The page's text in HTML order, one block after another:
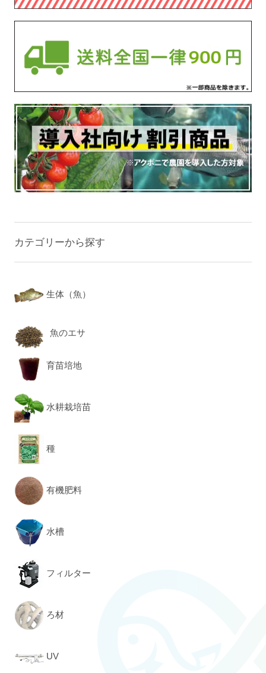
カテゴリーから探す
生体（魚）
魚のエサ
育苗培地
水耕栽培苗
種
有機肥料
水槽
フィルター
ろ材
UV